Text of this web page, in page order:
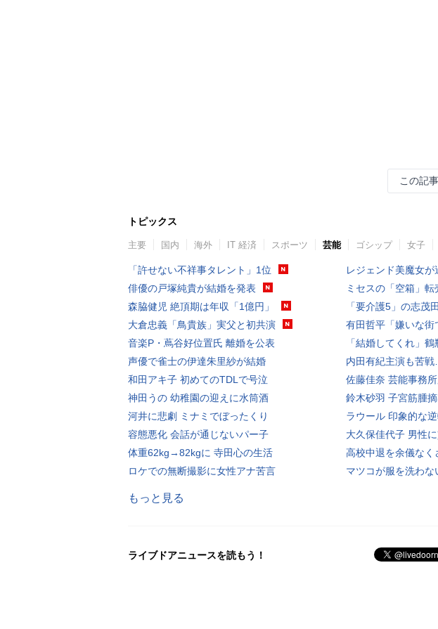
この記
トピックス
主要 国内 海外 IT 経済 スポーツ 芸能 ゴシップ 女子
「許せない不祥事タレント」1位
俳優の戸塚純貴が結婚を発表
森脇健児 絶頂期は年収「1億円」
大倉忠義「鳥貴族」実父と初共演
音楽P・蔦谷好位置氏 離婚を公表
声優で雀士の伊達朱里紗が結婚
和田アキ子 初めてのTDLで号泣
神田うの 幼稚園の迎えに水筒酒
河井に悲劇 ミナミでぼったくり
容態悪化 会話が通じないパー子
体重62kg→82kgに 寺田心の生活
ロケでの無断撮影に女性アナ苦言
レジェンド美魔女が
ミセスの「空箱」転
「要介護5」の志茂
有田哲平「嫌いな街
「結婚してくれ」
内田有紀主演も苦
佐藤佳奈 芸能事務
鈴木砂羽 子宮筋腫
ラウール 印象的な
大久保佳代子 男性
高校中退を余儀なく
マツコが服を洗わな
もっと見る
ライブドアニュースを読もう！